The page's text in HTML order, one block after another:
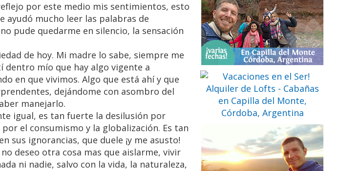
por este medio mis sentimientos, esto
ayudó mucho leer las palabras de
pude quedarme en silencio, la sensación
de hoy. Mi madre lo sabe, siempre me
dentro mío que hay algo vigente a
en que vivimos. Algo que está ahí y que
dejándome con asombro del
manejarlo.
igual, es tan fuerte la desilusión por
el consumismo y la globalización. Es tan
sus ignorancias, que duele ¡y me asusto!
deseo otra cosa mas que aislarme, vivir
ni nadie, salvo con la vida, la naturaleza,